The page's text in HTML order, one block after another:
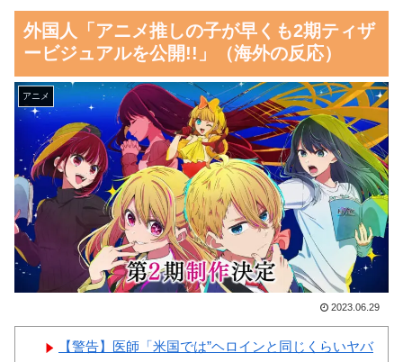
人、ツェリードニヒで確定！ク
ロロの演劇のせいで2人も無駄
死ににwwww
【朗報】齋藤飛鳥、前屈みで
完全に見えてる動画が拡散され
てしまう…
磁気嵐、地球由来のイオンが
主導…JAXAの衛星「あらせ」
が観測！
舌を絡ませて、唾液交換して
── ちゅっちゅしながらの濃厚
エッ画像♪
海外「日本よ、お前がナンバ
ーワンだ」 熊本地震直後の日
れている貴重な場所と
は・・・？【海外の反応】
韓国人「過去のW杯で韓国代
表がドーピング検査をすり抜け
るように注射していたものがこ
ちら…」→「恥ずかしい…（ﾌﾞ
ﾙﾌﾞﾙ」＝韓国の反応
韓国人「韓国サッカー協会、
外国人審判に“性接待”報
道・・・」→「2002年の審判買
収が事実だったのか？」「日本
人が言ってたこと正しかった
表、サッカー協会解散しよう」
外国人「アニメ推しの子が早くも2期ティザ
ービジュアルを公開!!」（海外の反応）
アニメ
2023.06.29
【警告】医師「米国では”ヘロインと同じくらいヤバ